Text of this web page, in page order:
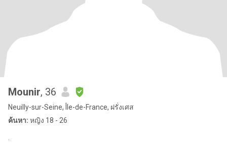
Mounir, 36
Neuilly-sur-Seine, Île-de-France, ฝรั่งเศส
ค้นหา: หญิง 18 - 26